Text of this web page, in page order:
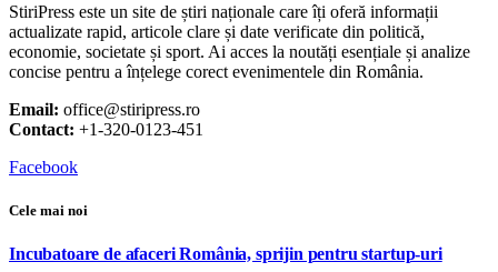
StiriPress este un site de știri naționale care îți oferă informații
actualizate rapid, articole clare și date verificate din politică,
economie, societate și sport. Ai acces la noutăți esențiale și analize
concise pentru a înțelege corect evenimentele din România.
Email: office@stiripress.ro
Contact: +1-320-0123-451
Facebook
Cele mai noi
Incubatoare de afaceri România, sprijin pentru startup-uri